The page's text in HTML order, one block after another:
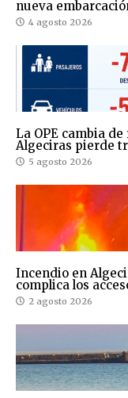
nueva
4 agosto 2026
La OPE cambia
Algeciras pierde
5 agosto 2026
Incendio en
complica los
2 agosto 2026